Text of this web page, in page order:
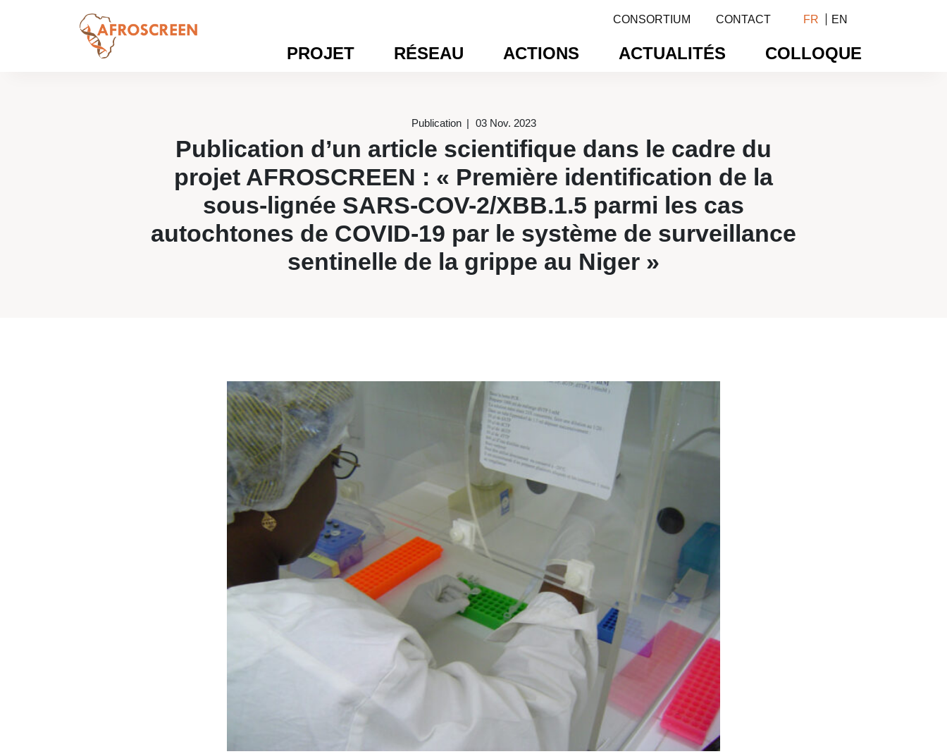
CONSORTIUM CONTACT FR EN
PROJET RÉSEAU ACTIONS ACTUALITÉS COLLOQUE
Publication 03 Nov. 2023
Publication d’un article scientifique dans le cadre du
projet AFROSCREEN : « Première identification de la
sous-lignée SARS-COV-2/XBB.1.5 parmi les cas
autochtones de COVID-19 par le système de surveillance
sentinelle de la grippe au Niger »